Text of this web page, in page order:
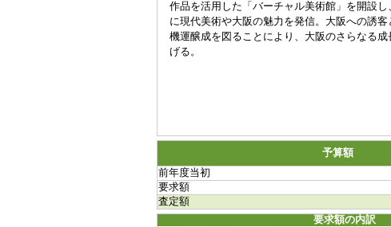
作品を活用した「バーチャル美術館」を開設し
に現代美術や大阪の魅力を発信。大阪への誘客
機運醸成を図ることにより、大阪のさらなる成
げる。
予算額
前年度当初
要求額
査定額
要求額の内訳